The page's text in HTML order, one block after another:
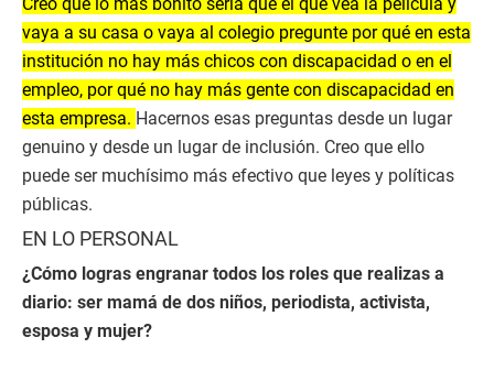
vaya a su casa o vaya al colegio pregunte por qué en esta
institución no hay más chicos con discapacidad o en el
empleo, por qué no hay más gente con discapacidad en
esta empresa. Hacernos esas preguntas desde un lugar
genuino y desde un lugar de inclusión. Creo que ello
puede ser muchísimo más efectivo que leyes y políticas
públicas.
EN LO PERSONAL
¿Cómo logras engranar todos los roles que realizas a
diario: ser mamá de dos niños, periodista, activista,
esposa y mujer?